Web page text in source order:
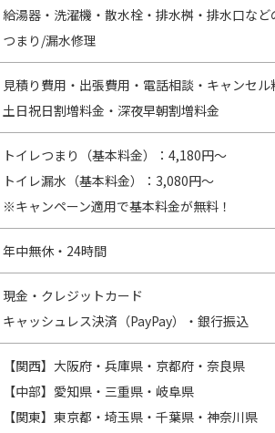
給湯器・洗濯機・散水栓・排水桝・排水口など
つまり/漏水修理
見積り費用・出張費用・電話相談・キャンセル
土日祝日割増料金・深夜早朝割増料金
トイレつまり（基本料金）：4,180円～
トイレ漏水（基本料金）：3,080円～
※キャンペーン適用で基本料金が無料！
年中無休・24時間
現金・クレジットカード
キャッシュレス決済（PayPay）・銀行振込
【関西】大阪府・兵庫県・京都府・奈良県
【中部】愛知県・三重県・岐阜県
【関東】東京都・埼玉県・千葉県・神奈川県